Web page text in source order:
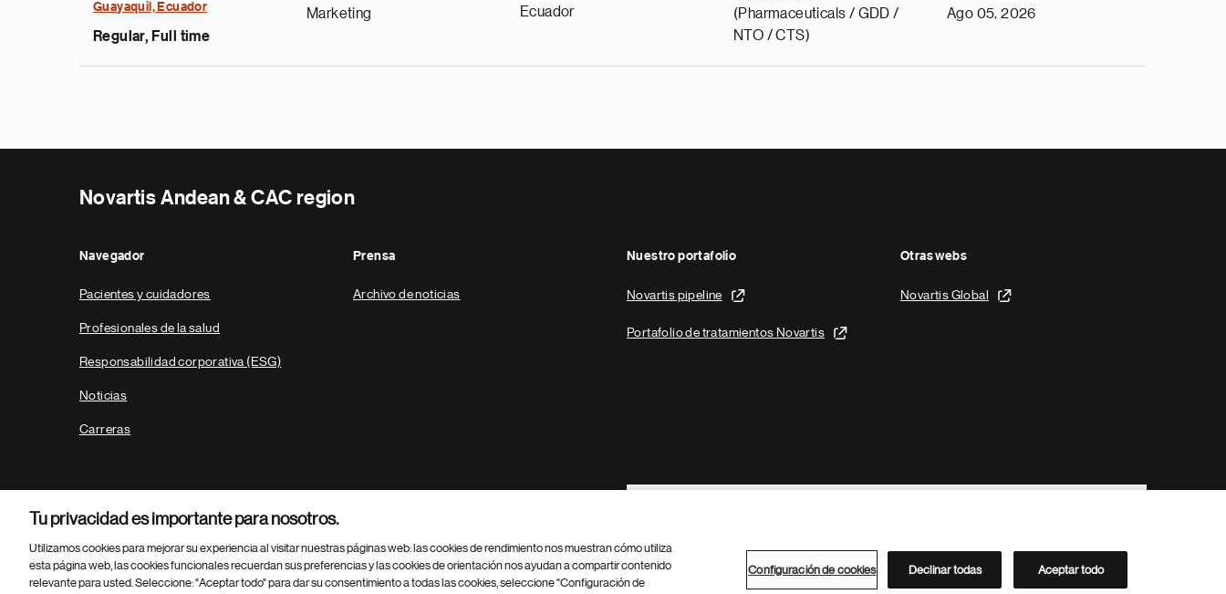
Guayaquil, Ecuador
Regular, Full time
Marketing Ecuador
(Pharmaceuticals / GDD /
NTO / CTS)
Ago 05, 2026
Novartis Andean & CAC region
Navegador
Pacientes y cuidadores
Profesionales de la salud
Responsabilidad corporativa (ESG)
Noticias
Carreras
Prensa
Archivo de noticias
Nuestro portafolio
Novartis pipeline
Portafolio de tratamientos Novartis
Otras webs
Novartis Global
Footer Site Search
Parte
© 2026 Novartis AG Directorio de Novartis
Tu privacidad es importante para nosotros.
Utilizamos cookies para mejorar su experiencia al visitar nuestras páginas web: las cookies de rendimiento nos muestran cómo utiliza
esta página web, las cookies funcionales recuerdan sus preferencias y las cookies de orientación nos ayudan a compartir contenido
relevante para usted. Seleccione: "Aceptar todo" para dar su consentimiento a todas las cookies, seleccione "Configuración de
Configuración de cookies Declinar todas Aceptar todo